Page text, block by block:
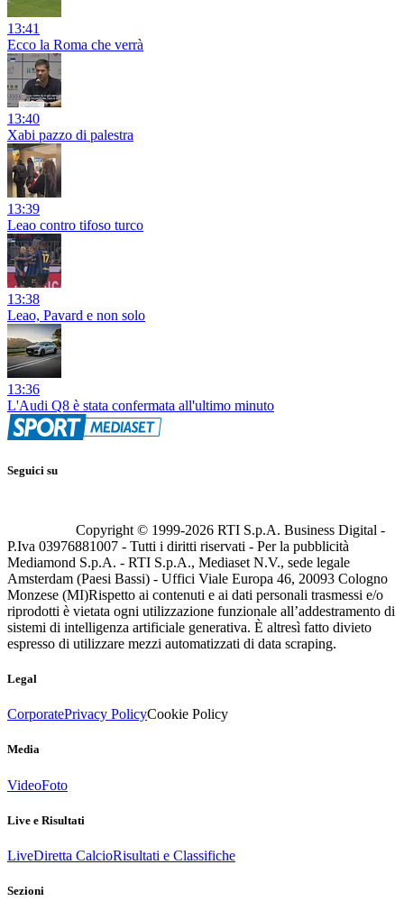
13:41
Ecco la Roma che verrà
13:40
Xabi pazzo di palestra
13:39
Leao contro tifoso turco
13:38
Leao, Pavard e non solo
13:36
L'Audi Q8 è stata confermata all'ultimo minuto
Seguici su
Copyright © 1999-2026 RTI S.p.A. Business Digital -
P.Iva 03976881007 - Tutti i diritti riservati - Per la pubblicità
Mediamond S.p.A. - RTI S.p.A., Mediaset N.V., sede legale
Amsterdam (Paesi Bassi) - Uffici Viale Europa 46, 20093 Cologno
Monzese (MI)Rispetto ai contenuti e ai dati personali trasmessi e/o
riprodotti è vietata ogni utilizzazione funzionale all’addestramento di
sistemi di intelligenza artificiale generativa. È altresì fatto divieto
espresso di utilizzare mezzi automatizzati di data scraping.
Legal
CorporatePrivacy PolicyCookie Policy
Media
VideoFoto
Live e Risultati
LiveDiretta CalcioRisultati e Classifiche
Sezioni